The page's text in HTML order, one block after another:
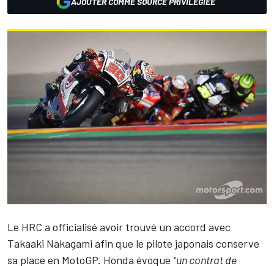
Le HRC a officialisé avoir trouvé un accord avec
Takaaki Nakagami afin que le pilote japonais conserve
sa place en MotoGP. Honda évoque "un contrat de